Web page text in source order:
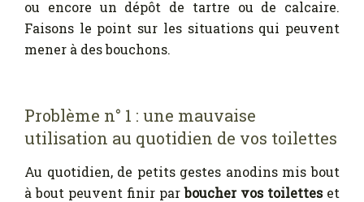
ou encore un dépôt de tartre ou de calcaire.
Faisons le point sur les situations qui peuvent
mener à des bouchons.
Problème n° 1 : une mauvaise
utilisation au quotidien de vos toilettes
Au quotidien, de petits gestes anodins mis bout
à bout peuvent finir parboucher vos toiletteset